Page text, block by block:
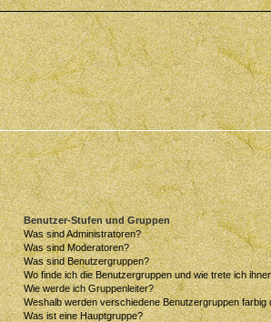
Benutzer-Stufen und Gruppen
Was sind Administratoren?
Was sind Moderatoren?
Was sind Benutzergruppen?
Wo finde ich die Benutzergruppen und wie trete ich
Wie werde ich Gruppenleiter?
Weshalb werden verschiedene Benutzergruppen farbig
Was ist eine Hauptgruppe?